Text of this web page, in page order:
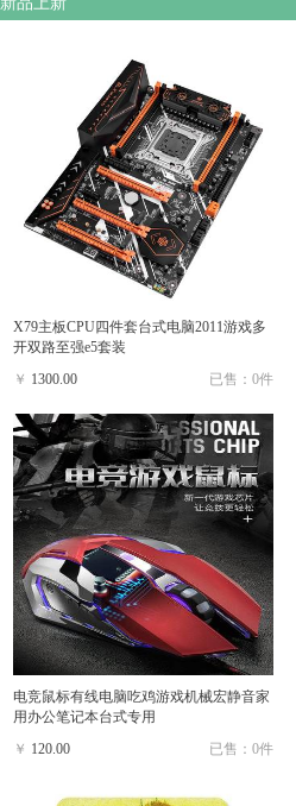
X79主板CPU四件套台式电脑2011游戏多
开双路至强e5套装
￥ 1300.00 已售：0件
电竞鼠标有线电脑吃鸡游戏机械宏静音家
用办公笔记本台式专用
￥ 120.00 已售：0件